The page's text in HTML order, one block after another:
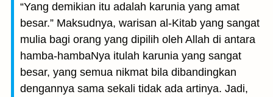
“Yang demikian itu adalah karunia yang amat
besar.” Maksudnya, warisan al-Kitab yang sangat
mulia bagi orang yang dipilih oleh Allah di antara
hamba-hambaNya itulah karunia yang sangat
besar, yang semua nikmat bila dibandingkan
dengannya sama sekali tidak ada artinya. Jadi,